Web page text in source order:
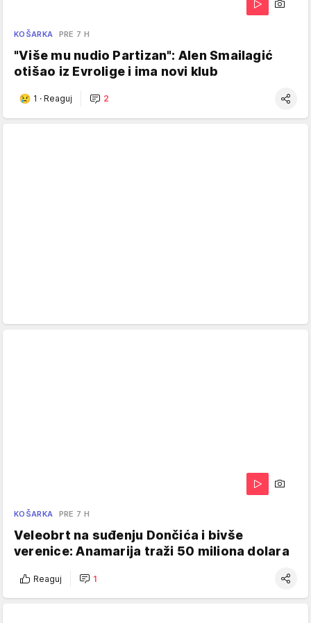
KOŠARKA PRE 7 H
"Više mu nudio Partizan": Alen Smailagić
otišao iz Evrolige i ima novi klub
1 · Reaguj 2
KOŠARKA PRE 7 H
Veleobrt na suđenju Dončića i bivše
verenice: Anamarija traži 50 miliona dolara
Reaguj 1